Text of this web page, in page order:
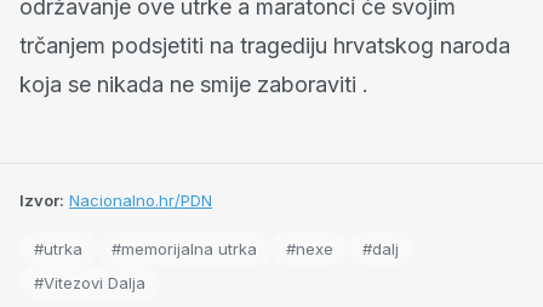
održavanje ove utrke a maratonci će svojim
trčanjem podsjetiti na tragediju hrvatskog naroda
koja se nikada ne smije zaboraviti .
Izvor: Nacionalno.hr/PDN
#utrka #memorijalna utrka #nexe
#dalj
#Vitezovi Dalja